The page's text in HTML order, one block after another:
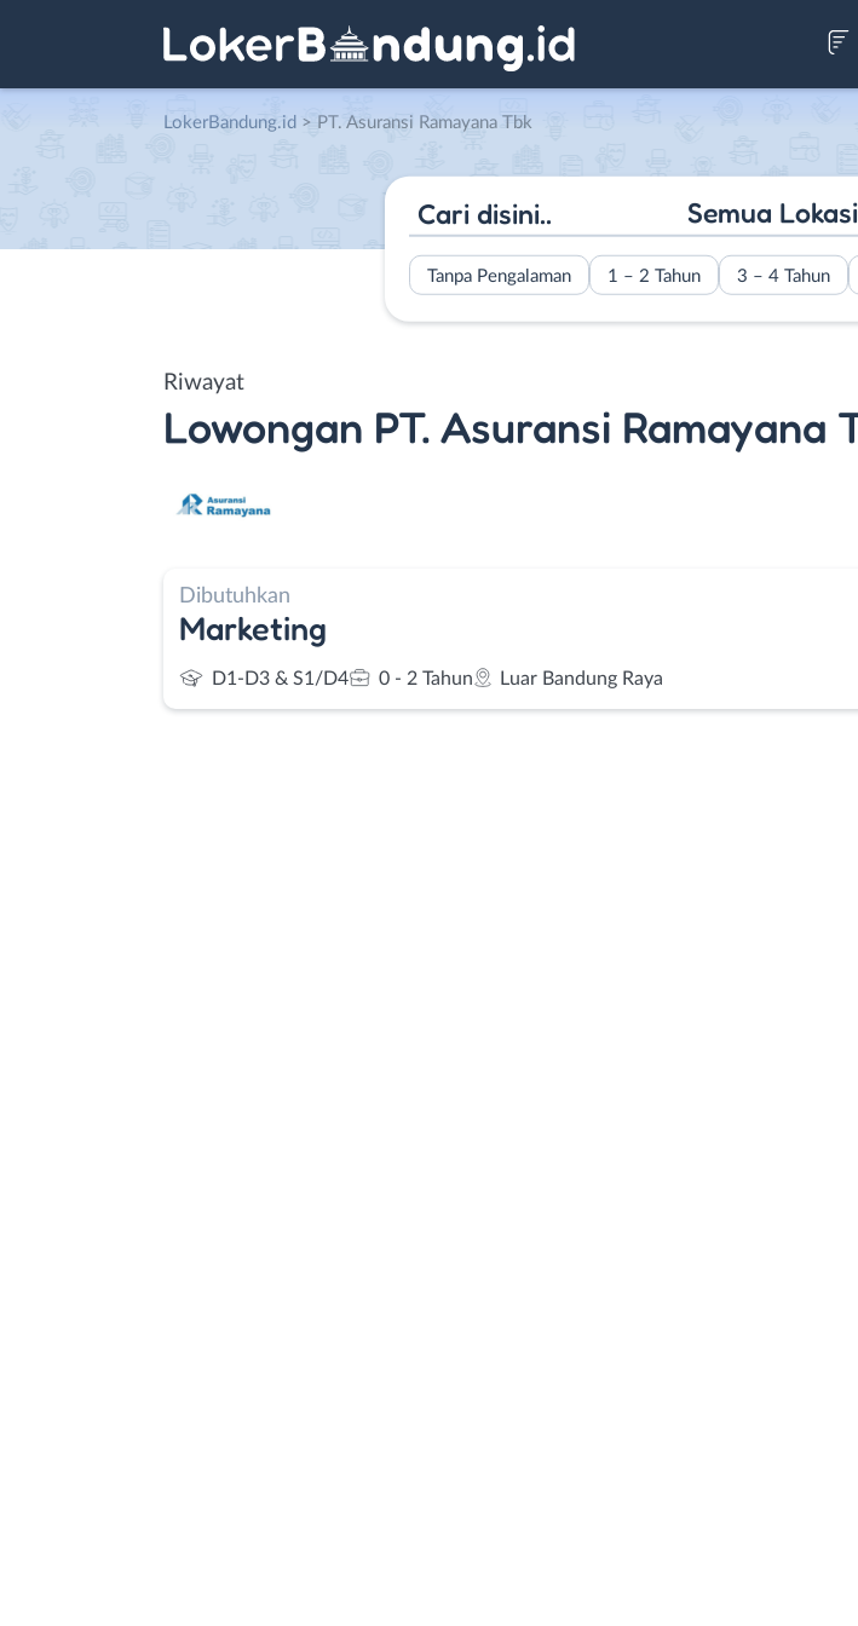
LokerBandung.id > PT. Asuransi Ramayana Tbk
Semua Lokasi
Tanpa Pengalaman 1 – 2 Tahun 3 – 4 Tahun
Riwayat
Lowongan PT. Asuransi Ramayana
Dibutuhkan
Marketing
D1-D3 & S1/D4 0 - 2 Tahun Luar Bandung Raya